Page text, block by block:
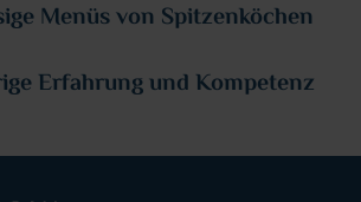
Menüs von Spitzenköchen
Erfahrung und Kompetenz